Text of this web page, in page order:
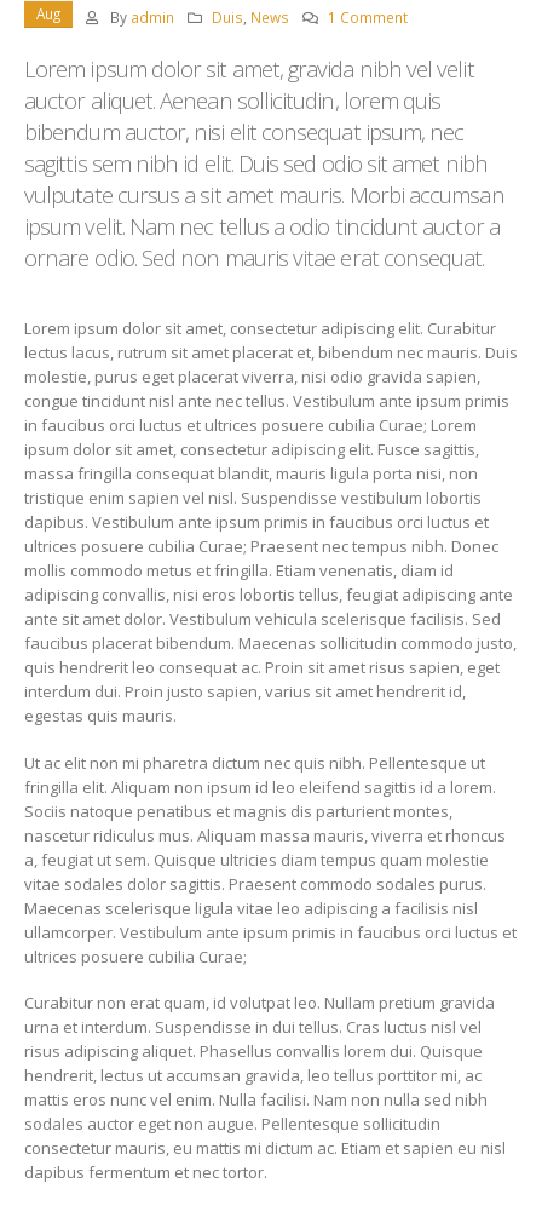
Aug By admin Duis News 1 Comment
Lorem ipsum dolor sit amet, gravida nibh vel velit
auctor aliquet. Aenean sollicitudin, lorem quis
bibendum auctor, nisi elit consequat ipsum, nec
sagittis sem nibh id elit. Duis sed odio sit amet nibh
vulputate cursus a sit amet mauris. Morbi accumsan
ipsum velit. Nam nec tellus a odio tincidunt auctor a
ornare odio. Sed non mauris vitae erat consequat.
Lorem ipsum dolor sit amet, consectetur adipiscing elit. Curabitur
lectus lacus, rutrum sit amet placerat et, bibendum nec mauris. Duis
molestie, purus eget placerat viverra, nisi odio gravida sapien,
congue tincidunt nisl ante nec tellus. Vestibulum ante ipsum primis
in faucibus orci luctus et ultrices posuere cubilia Curae; Lorem
ipsum dolor sit amet, consectetur adipiscing elit. Fusce sagittis,
massa fringilla consequat blandit, mauris ligula porta nisi, non
tristique enim sapien vel nisl. Suspendisse vestibulum lobortis
dapibus. Vestibulum ante ipsum primis in faucibus orci luctus et
ultrices posuere cubilia Curae; Praesent nec tempus nibh. Donec
mollis commodo metus et fringilla. Etiam venenatis, diam id
adipiscing convallis, nisi eros lobortis tellus, feugiat adipiscing ante
ante sit amet dolor. Vestibulum vehicula scelerisque facilisis. Sed
faucibus placerat bibendum. Maecenas sollicitudin commodo justo,
quis hendrerit leo consequat ac. Proin sit amet risus sapien, eget
interdum dui. Proin justo sapien, varius sit amet hendrerit id,
egestas quis mauris.
Ut ac elit non mi pharetra dictum nec quis nibh. Pellentesque ut
fringilla elit. Aliquam non ipsum id leo eleifend sagittis id a lorem.
Sociis natoque penatibus et magnis dis parturient montes,
nascetur ridiculus mus. Aliquam massa mauris, viverra et rhoncus
a, feugiat ut sem. Quisque ultricies diam tempus quam molestie
vitae sodales dolor sagittis. Praesent commodo sodales purus.
Maecenas scelerisque ligula vitae leo adipiscing a facilisis nisl
ullamcorper. Vestibulum ante ipsum primis in faucibus orci luctus et
ultrices posuere cubilia Curae;
Curabitur non erat quam, id volutpat leo. Nullam pretium gravida
urna et interdum. Suspendisse in dui tellus. Cras luctus nisl vel
risus adipiscing aliquet. Phasellus convallis lorem dui. Quisque
hendrerit, lectus ut accumsan gravida, leo tellus porttitor mi, ac
mattis eros nunc vel enim. Nulla facilisi. Nam non nulla sed nibh
sodales auctor eget non augue. Pellentesque sollicitudin
consectetur mauris, eu mattis mi dictum ac. Etiam et sapien eu nisl
dapibus fermentum et nec tortor.